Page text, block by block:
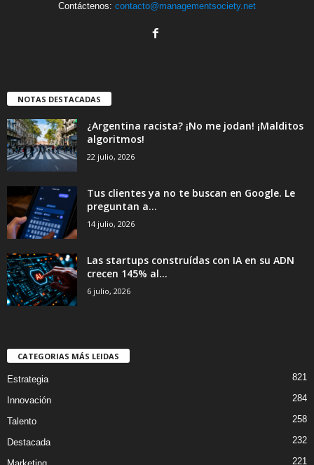
Contáctenos: contacto@managementsociety.net
NOTAS DESTACADAS
¿Argentina racista? ¡No me jodan! ¡Malditos
algoritmos!
22 julio, 2026
Tus clientes ya no te buscan en Google. Le
preguntan a...
14 julio, 2026
Las startups construídas con IA en su ADN
crecen 145% al...
6 julio, 2026
CATEGORIAS MÁS LEIDAS
Estrategia 821
Innovación 284
Talento 258
Destacada 232
221